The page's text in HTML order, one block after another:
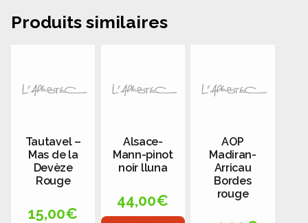
Produits similaires
Tautavel –
Mas de la
Devèze
Rouge
15,00€
Alsace-
Mann-pinot
noir lluna
44,00€
AOP
Madiran-
Arricau
Bordes
rouge